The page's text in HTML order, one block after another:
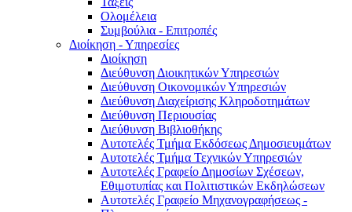
Ολομέλεια
Συμβούλια - Επιτροπές
Διοίκηση - Υπηρεσίες
Διοίκηση
Διεύθυνση Διοικητικών Υπηρεσιών
Διεύθυνση Οικονομικών Υπηρεσιών
Διεύθυνση Διαχείρισης Κληροδοτημάτων
Διεύθυνση Περιουσίας
Διεύθυνση Βιβλιοθήκης
Αυτοτελές Τμήμα Εκδόσεως Δημοσιευμάτων
Αυτοτελές Τμήμα Τεχνικών Υπηρεσιών
Αυτοτελές Γραφείο Δημοσίων Σχέσεων,
Εθιμοτυπίας και Πολιτιστικών Εκδηλώσεων
Αυτοτελές Γραφείο Μηχανογραφήσεως -